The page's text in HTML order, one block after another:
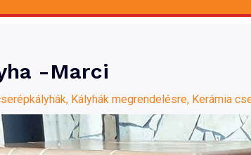
-Marci
, Kályhák megrendelésre, Kerámia